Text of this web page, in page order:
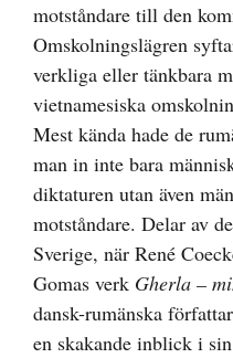
motståndare till den
Omskolningslägren
verkliga eller tänkbara
vietnamesiska
Mest kända hade de
man in inte bara
diktaturen utan även
motståndare. Delar av
Sverige, när René
Gomas verk Gherla –
dansk-rumänska
en skakande inblick i